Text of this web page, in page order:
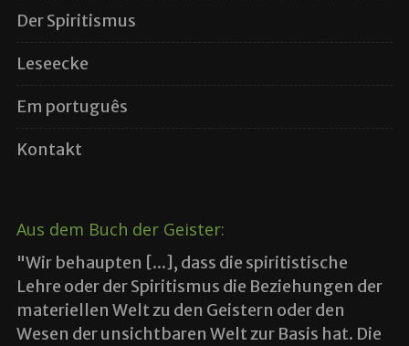
Der Spiritismus
Leseecke
Em português
Kontakt
Aus dem Buch der Geister:
"Wir behaupten [...], dass die spiritistische
Lehre oder der Spiritismus die Beziehungen der
materiellen Welt zu den Geistern oder den
Wesen der unsichtbaren Welt zur Basis hat. Die